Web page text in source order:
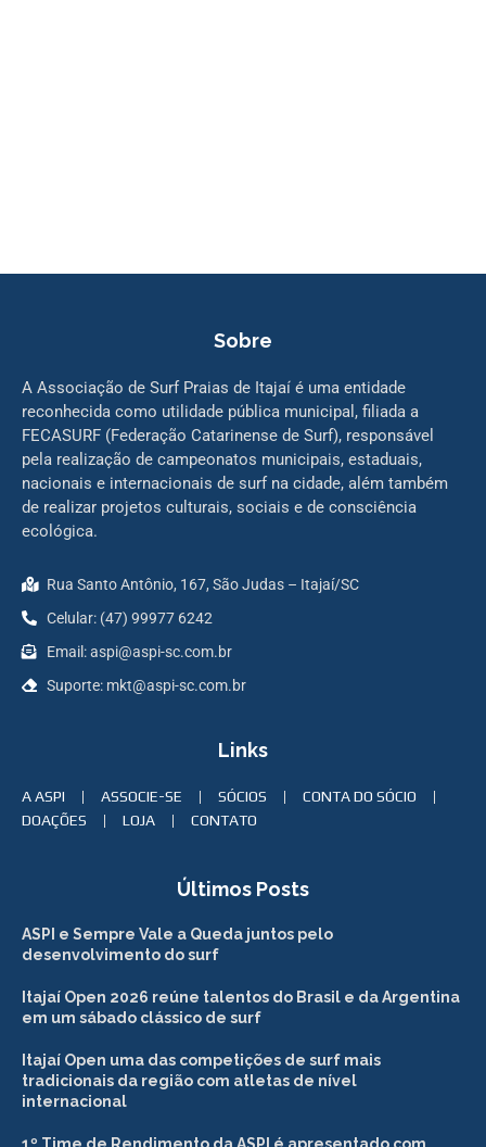
Sobre
A Associação de Surf Praias de Itajaí é uma entidade
reconhecida como utilidade pública municipal, filiada a
FECASURF (Federação Catarinense de Surf), responsável
pela realização de campeonatos municipais, estaduais,
nacionais e internacionais de surf na cidade, além também
de realizar projetos culturais, sociais e de consciência
ecológica.
Rua Santo Antônio, 167, São Judas – Itajaí/SC
Celular: (47) 99977 6242
Email: aspi@aspi-sc.com.br
Suporte: mkt@aspi-sc.com.br
Links
A ASPI ASSOCIE-SE SÓCIOS
CONTA DO SÓCIO
DOAÇÕES
LOJA CONTATO
Últimos Posts
ASPI e Sempre Vale a Queda juntos pelo
desenvolvimento do surf
Itajaí Open 2026 reúne talentos do Brasil e da Argentina
em um sábado clássico de surf
Itajaí Open uma das competições de surf mais
tradicionais da região com atletas de nível
internacional